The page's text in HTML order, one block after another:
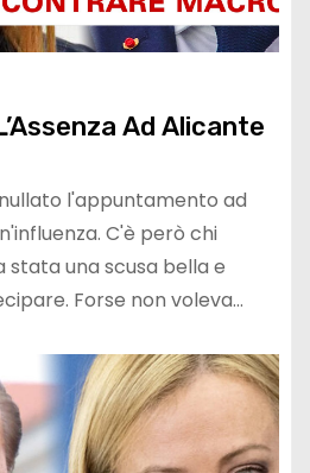
Ad Alicante
l'appuntamento ad
C'è però chi
stata una scusa bella e
Forse non voleva…